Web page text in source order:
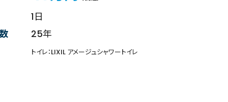
1日
25年
トイレ：LIXIL アメージュシャワートイレ